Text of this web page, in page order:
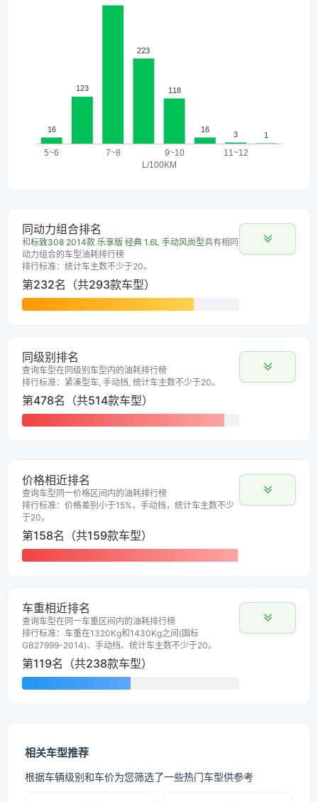
同动力组合排名
和标致308 2014款 乐享版 经典 1.6L 手动风尚型具有相同
动力组合的车型油耗排行榜
排行标准：统计车主数不少于20。
第232名（共293款车型）
同级别排名
查询车型在同级别车型内的油耗排行榜
排行标准：紧凑型车, 手动挡, 统计车主数不少于20。
第478名（共514款车型）
价格相近排名
查询车型同一价格区间内的油耗排行榜
排行标准：价格差别小于15%，手动挡，统计车主数不少
于20。
第158名（共159款车型）
车重相近排名
查询车型在同一车重区间内的油耗排行榜
排行标准：车重在1320Kg和1430Kg之间(国标
GB27999-2014)、手动挡、统计车主数不少于20。
第119名（共238款车型）
相关车型推荐
根据车辆级别和车价为您筛选了一些热门车型供参考